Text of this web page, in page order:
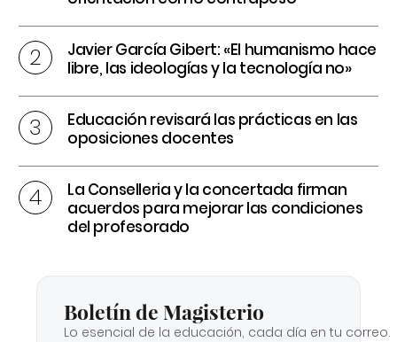
Javier García Gibert: «El humanismo hace
libre, las ideologías y la tecnología no»
Educación revisará las prácticas en las
oposiciones docentes
La Conselleria y la concertada firman
acuerdos para mejorar las condiciones
del profesorado
Boletín de Magisterio
Lo esencial de la educación, cada día en tu correo.